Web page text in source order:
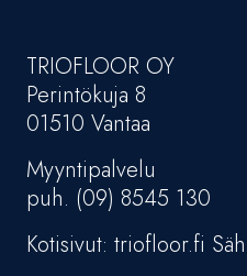
TRIOFLOOR OY
Perintökuja 8
01510 Vantaa
Myyntipalvelu
puh. (09) 8545 130
Kotisivut: triofloor.fi